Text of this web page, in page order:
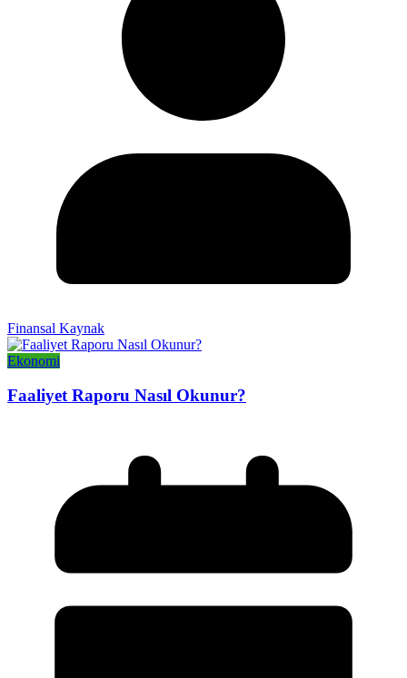
Finansal Kaynak
Ekonomi
Faaliyet Raporu Nasıl Okunur?